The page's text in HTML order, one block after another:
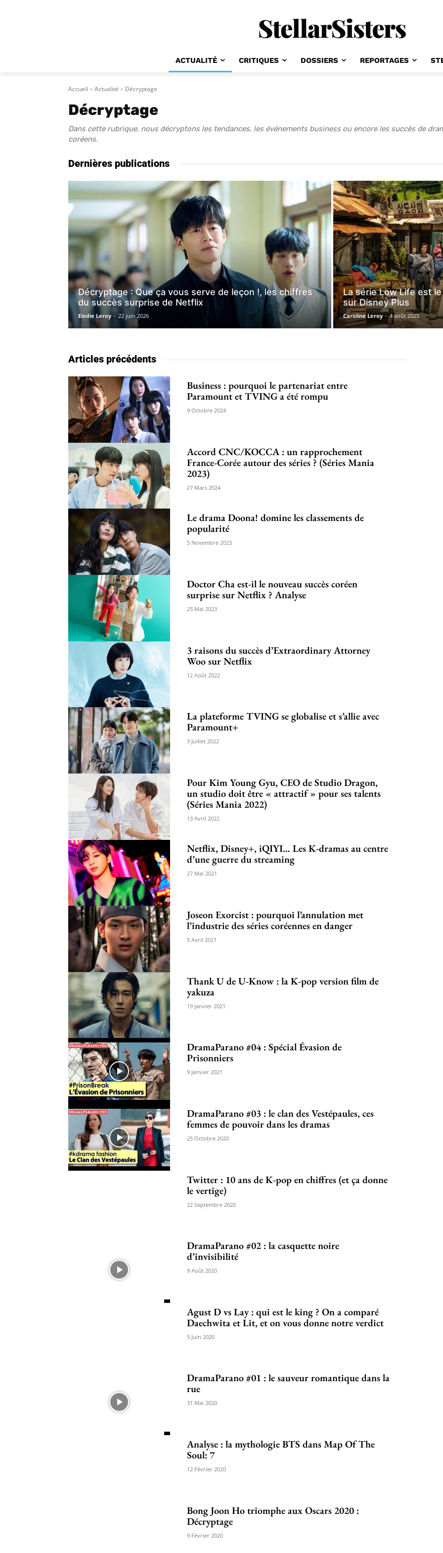
ACTUALITÉ CRITIQUES DOSSIERS REPORTAGES
Accueil Actualité Décryptage
Décryptage
Dans cette rubrique, nous décryptons les tendances, les événements business ou encore les succès de
coréens.
Dernières publications
Décryptage : Que ça vous serve de leçon !, les chiffres
du succès surprise de Netflix
Elodie Leroy - 22 juin 2026
La série Low Life est
sur Disney Plus
Caroline Leroy - 4 août 2025
Articles précédents
Business : pourquoi le partenariat entre
Paramount et TVING a été rompu
9 Octobre 2024
Accord CNC/KOCCA : un rapprochement
France-Corée autour des séries ? (Séries Mania
2023)
27 Mars 2024
Le drama Doona! domine les classements de
popularité
5 Novembre 2023
Doctor Cha est-il le nouveau succès coréen
surprise sur Netflix ? Analyse
25 Mai 2023
3 raisons du succès d’Extraordinary Attorney
Woo sur Netflix
12 Août 2022
La plateforme TVING se globalise et s’allie avec
Paramount+
3 Juillet 2022
Pour Kim Young Gyu, CEO de Studio Dragon,
un studio doit être « attractif » pour ses talents
(Séries Mania 2022)
13 Avril 2022
Netflix, Disney+, iQIYI… Les K-dramas au centre
d’une guerre du streaming
27 Mai 2021
Joseon Exorcist : pourquoi l’annulation met
l’industrie des séries coréennes en danger
5 Avril 2021
Thank U de U-Know : la K-pop version film de
yakuza
19 Janvier 2021
DramaParano #04 : Spécial Évasion de
Prisonniers
9 Janvier 2021
DramaParano #03 : le clan des Vestépaules, ces
femmes de pouvoir dans les dramas
25 Octobre 2020
Twitter : 10 ans de K-pop en chiffres (et ça donne
le vertige)
22 Septembre 2020
DramaParano #02 : la casquette noire
d’invisibilité
9 Août 2020
Agust D vs Lay : qui est le king ? On a comparé
Daechwita et Lit, et on vous donne notre verdict
5 Juin 2020
DramaParano #01 : le sauveur romantique dans la
rue
31 Mai 2020
Analyse : la mythologie BTS dans Map Of The
Soul: 7
12 Février 2020
Bong Joon Ho triomphe aux Oscars 2020 :
Décryptage
9 Février 2020